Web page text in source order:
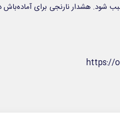
شود. هشدار نارنجی برای
https://